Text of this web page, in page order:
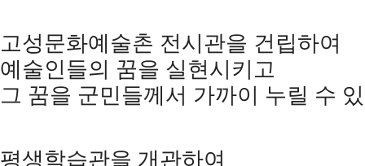
고성문화예술촌 전시관을 건립하여
예술인들의 꿈을 실현시키고
그 꿈을 군민들께서 가까이 누릴 수
평생학습관을 개관하여